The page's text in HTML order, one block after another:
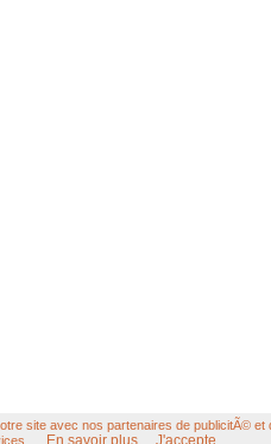
site avec nos partenaires de publicitÃ©
En savoir plus J'accepte